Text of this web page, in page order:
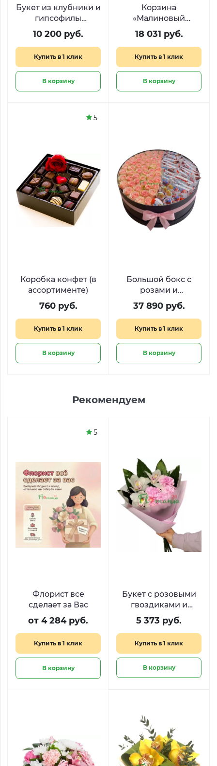
Букет из клубники и
гипсофилы
«Поцелуй лета»
10 200 руб.
Купить в 1 клик
В корзину
Корзина
«Малиновый
рассвет» с цветами,
Киндер Сюрприз и
18 031 руб.
Купить в 1 клик
В корзину
Коробка конфет (в
ассортименте)
760 руб.
Купить в 1 клик
В корзину
5
Большой бокс с
розами и
шоколадом Киндер
«Остров желаний»
37 890 руб.
Купить в 1 клик
В корзину
Рекомендуем
Флорист все
сделает за Вас
от 4 284 руб.
Купить в 1 клик
В корзину
5
Букет с розовыми
гвоздиками и
орхидеями
«Покахонтас»
5 373 руб.
Купить в 1 клик
В корзину